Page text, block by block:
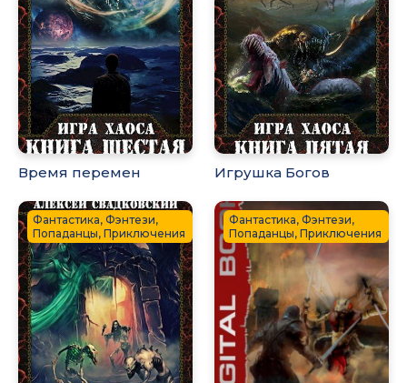
Время перемен Игрушка Богов
Фантастика, Фэнтези,
Попаданцы, Приключения
Фантастика, Фэнтези,
Попаданцы, Приключения